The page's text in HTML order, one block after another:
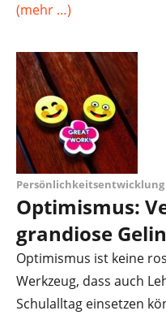
(mehr …)
Persönlichkeitsentwicklung
Optimismus:
grandiose
Optimismus ist keine
Werkzeug, dass auch
Schulalltag einsetzen